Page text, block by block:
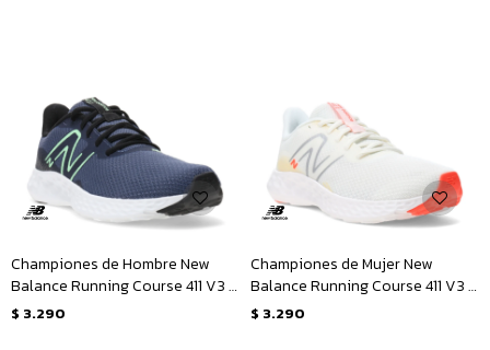
Championes de Hombre New
Balance Running Course 411 V3 -
Azul - Negro - Amarillo Lima
$ 3.290
Championes de Mujer New
Balance Running Course 411 V3 -
Natural - Anaranjado - Plateado
$ 3.290